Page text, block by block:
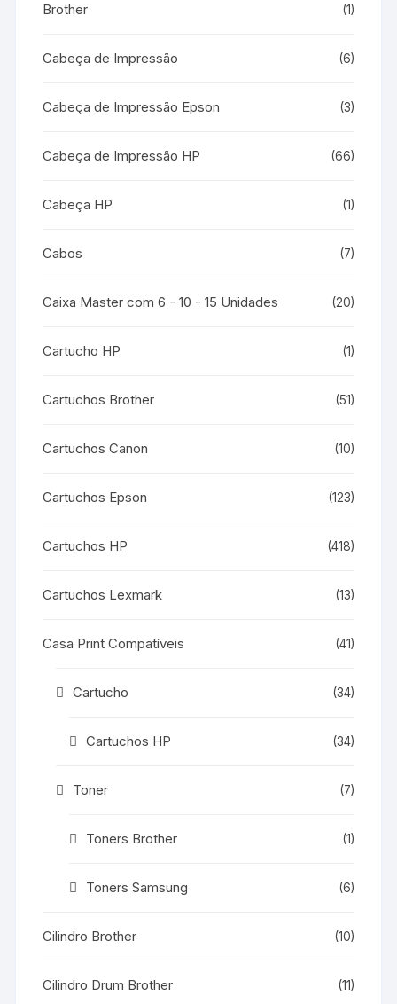
Brother (1)
Cabeça de Impressão (6)
Cabeça de Impressão Epson (3)
Cabeça de Impressão HP (66)
Cabeça HP (1)
Cabos (7)
Caixa Master com 6 - 10 - 15 Unidades (20)
Cartucho HP (1)
Cartuchos Brother (51)
Cartuchos Canon (10)
Cartuchos Epson (123)
Cartuchos HP (418)
Cartuchos Lexmark (13)
Casa Print Compatíveis (41)
Cartucho (34)
Cartuchos HP (34)
Toner (7)
Toners Brother (1)
Toners Samsung (6)
Cilindro Brother (10)
Cilindro Drum Brother (11)